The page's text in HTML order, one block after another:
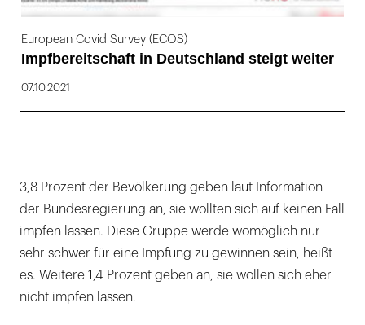
European Covid Survey (ECOS)
Impfbereitschaft in Deutschland steigt weiter
07.10.2021
3,8 Prozent der Bevölkerung geben laut Information
der Bundesregierung an, sie wollten sich auf keinen Fall
impfen lassen. Diese Gruppe werde womöglich nur
sehr schwer für eine Impfung zu gewinnen sein, heißt
es. Weitere 1,4 Prozent geben an, sie wollen sich eher
nicht impfen lassen.